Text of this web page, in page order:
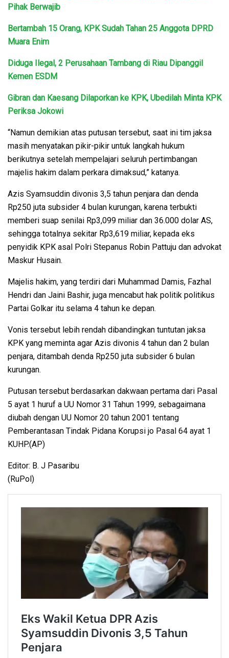
Pihak Berwajib
Bertambah 15 Orang, KPK Sudah Tahan 25 Anggota DPRD
Muara Enim
Diduga Ilegal, 2 Perusahaan Tambang di Riau Dipanggil
Kemen ESDM
Gibran dan Kaesang Dilaporkan ke KPK, Ubedilah Minta KPK
Periksa Jokowi
“Namun demikian atas putusan tersebut, saat ini tim jaksa
masih menyatakan pikir-pikir untuk langkah hukum
berikutnya setelah mempelajari seluruh pertimbangan
majelis hakim dalam perkara dimaksud,” katanya.
Azis Syamsuddin divonis 3,5 tahun penjara dan denda
Rp250 juta subsider 4 bulan kurungan, karena terbukti
memberi suap senilai Rp3,099 miliar dan 36.000 dolar AS,
sehingga totalnya sekitar Rp3,619 miliar, kepada eks
penyidik KPK asal Polri Stepanus Robin Pattuju dan advokat
Maskur Husain.
Majelis hakim, yang terdiri dari Muhammad Damis, Fazhal
Hendri dan Jaini Bashir, juga mencabut hak politik politikus
Partai Golkar itu selama 4 tahun ke depan.
Vonis tersebut lebih rendah dibandingkan tuntutan jaksa
KPK yang meminta agar Azis divonis 4 tahun dan 2 bulan
penjara, ditambah denda Rp250 juta subsider 6 bulan
kurungan.
Putusan tersebut berdasarkan dakwaan pertama dari Pasal
5 ayat 1 huruf a UU Nomor 31 Tahun 1999, sebagaimana
diubah dengan UU Nomor 20 tahun 2001 tentang
Pemberantasan Tindak Pidana Korupsi jo Pasal 64 ayat 1
KUHP.(AP)
Editor: B. J Pasaribu
(RuPol)